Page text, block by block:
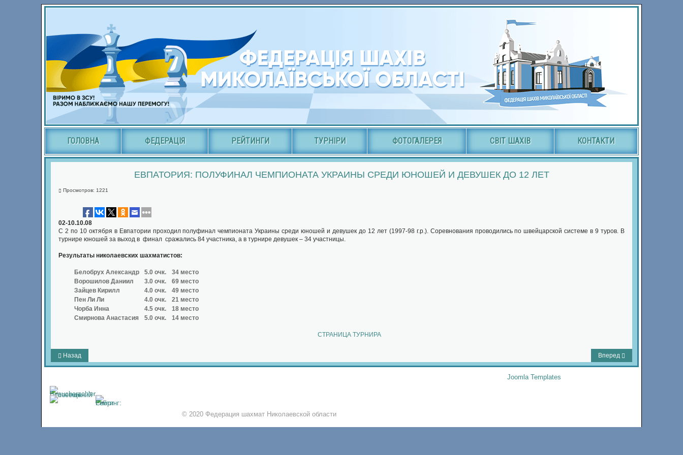
ГОЛОВНА ФЕДЕРАЦІЯ РЕЙТИНГИ ТУРНІРИ ФОТОГАЛЕРЕЯ СВІТ ШАХІВ КОНТАКТИ
ЕВПАТОРИЯ: ПОЛУФИНАЛ ЧЕМПИОНАТА УКРАИНЫ СРЕДИ ЮНОШЕЙ И ДЕВУШЕК ДО 12 ЛЕТ
Просмотров: 1221
02-10.10.08
С 2 по 10 октября в Евпатории проходил полуфинал чемпионата Украины среди юношей и девушек до 12 лет (1997-98 г.р.). Соревнования проводились по швейцарской системе в 9 туров. В
турнире юношей за выход в финал сражались 84 участника, а в турнире девушек – 34 участницы.
Результаты николаевских шахматистов:
Белобрух Александр 5.0 очк.
34 место
Ворошилов Даниил
3.0 очк.
69 место
Зайцев Кирилл
4.0 очк.
49 место
Пен Ли Ли
4.0 очк.
21 место
Чорба Инна
4.5 очк.
18 место
Смирнова Анастасия
5.0 очк. 14 место
СТРАНИЦА ТУРНИРА
Назад Вперед
© 2020 Федерация шахмат Николаевской области
Joomla Templates